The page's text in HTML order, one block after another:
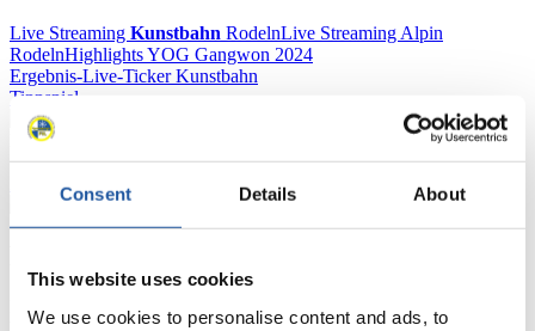
Consent Details About
This website uses cookies
We use cookies to personalise content and ads, to
Live Streaming Kunstbahn RodelnLive Streaming Alpin
RodelnHighlights YOG Gangwon 2024
Ergebnis-Live-Ticker Kunstbahn
Tippspiel
Naturbahn
Zielgruppen Anzeigen
Hier finden Sie Informationen für Presse- und Medienvertreter. Sie